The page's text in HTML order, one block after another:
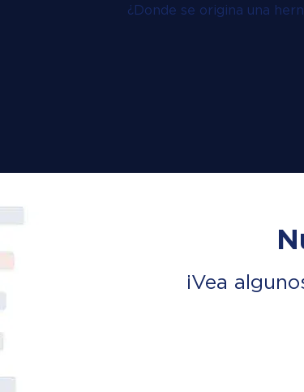
¿Donde se origina una
¡Vea